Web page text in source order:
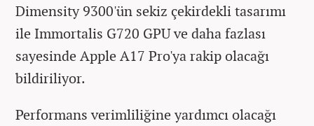
Dimensity 9300'ün sekiz çekirdekli tasarımı
ile Immortalis G720 GPU ve daha fazlası
sayesinde Apple A17 Pro'ya rakip olacağı
bildiriliyor.
Performans verimliliğine yardımcı olacağı